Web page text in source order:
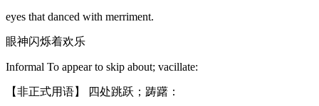
eyes that danced with merriment.
眼神闪烁着欢乐
Informal To appear to skip about; vacillate:
【非正式用语】 四处跳跃；踌躇：